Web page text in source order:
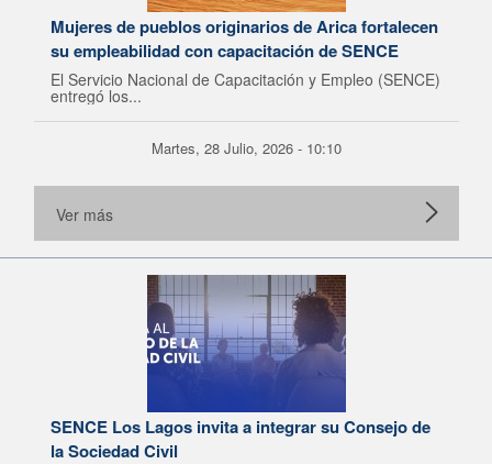
Mujeres de pueblos originarios de Arica fortalecen
su empleabilidad con capacitación de SENCE
El Servicio Nacional de Capacitación y Empleo (SENCE)
entregó los...
Martes, 28 Julio, 2026 - 10:10
Ver más
SENCE Los Lagos invita a integrar su Consejo de
la Sociedad Civil